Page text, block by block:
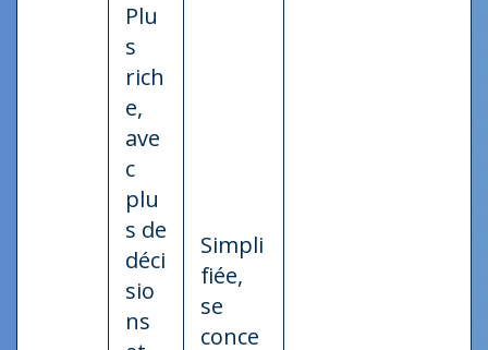
Plu
s
rich
e,
ave
c
plu
s de
déci
sio
ns
Simpli
fiée,
se
conce